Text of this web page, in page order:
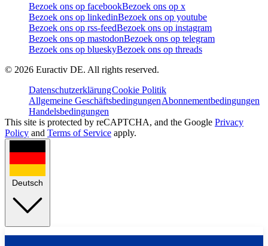
Bezoek ons op facebookBezoek ons op x
Bezoek ons op linkedinBezoek ons op youtube
Bezoek ons op rss-feedBezoek ons op instagram
Bezoek ons op mastodonBezoek ons op telegram
Bezoek ons op blueskyBezoek ons op threads
© 2026 Euractiv DE. All rights reserved.
DatenschutzerklärungCookie Politik
Allgemeine GeschäftsbedingungenAbonnementbedingungen
Handelsbedingungen
This site is protected by reCAPTCHA, and the Google Privacy
Policy and Terms of Service apply.
Deutsch